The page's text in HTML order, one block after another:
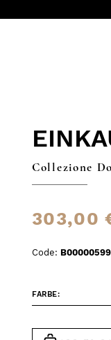
Collezione
303,00
Code:
FARBE: